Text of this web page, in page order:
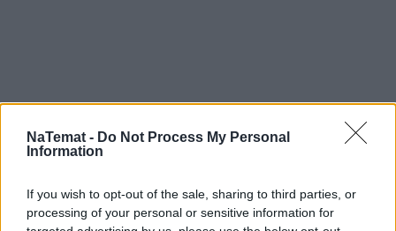
NaTemat - Do Not Process My Personal
Information
If you wish to opt-out of the sale, sharing to third parties, or
processing of your personal or sensitive information for